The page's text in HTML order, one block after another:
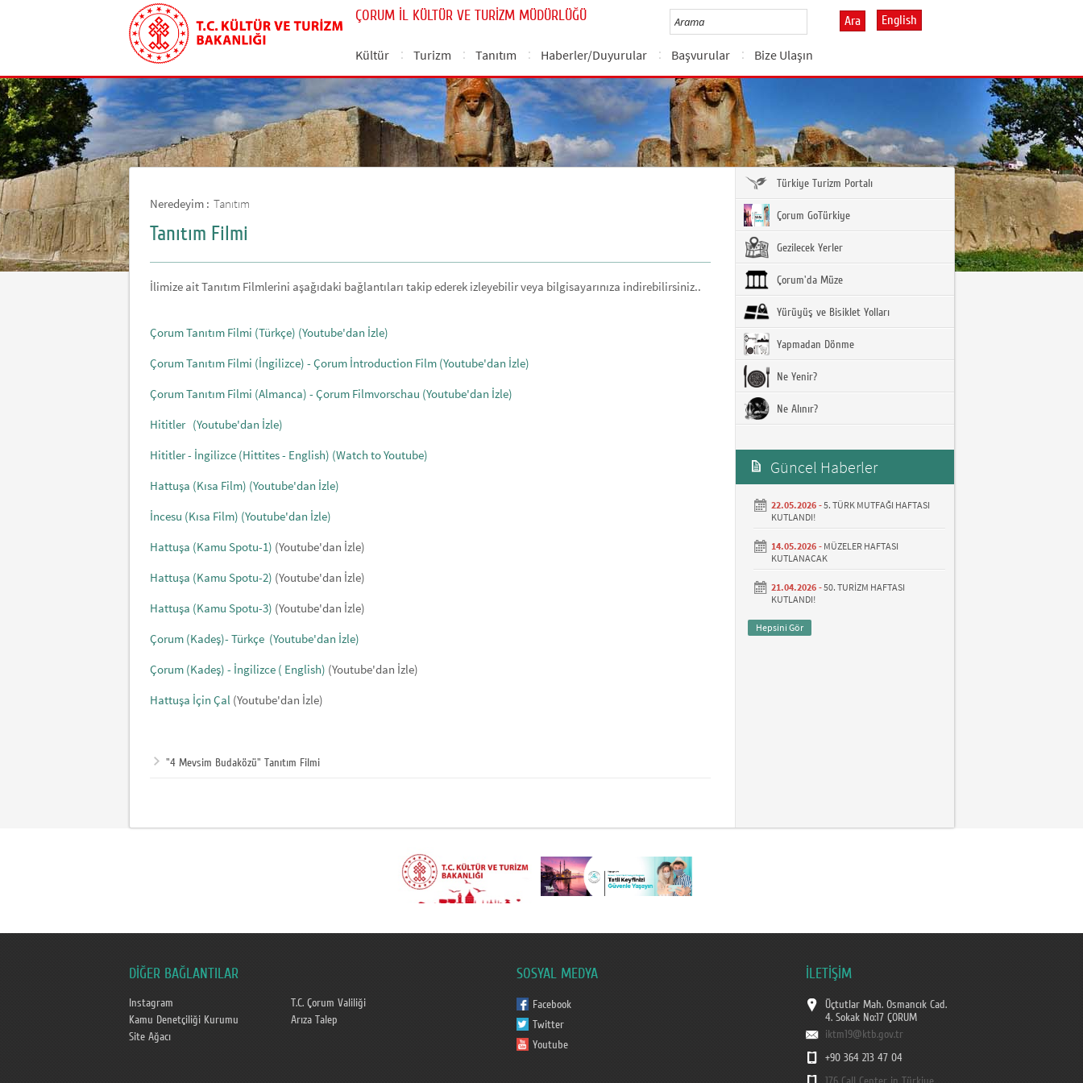
ÇORUM İL KÜLTÜR VE TURİZM MÜDÜRLÜĞÜ Ara English
Kültür Turizm Tanıtım Haberler/Duyurular Başvurular Bize Ulaşın
Neredeyim : Tanıtım
Tanıtım Filmi
İlimize ait Tanıtım Filmlerini aşağıdaki bağlantıları takip ederek izleyebilir veya bilgisayarınıza indirebilirsiniz..
Çorum Tanıtım Filmi (Türkçe) (Youtube'dan İzle)
Çorum Tanıtım Filmi (İngilizce) - Çorum İntroduction Film (Youtube'dan İzle)
Çorum Tanıtım Filmi (Almanca) - Çorum Filmvorschau (Youtube'dan İzle)
Hititler (Youtube'dan İzle)
Hititler - İngilizce (Hittites - English) (Watch to Youtube)
Hattuşa (Kısa Film) (Youtube'dan İzle)
İncesu (Kısa Film) (Youtube'dan İzle)
Hattuşa (Kamu Spotu-1) (Youtube'dan İzle)
Hattuşa (Kamu Spotu-2) (Youtube'dan İzle)
Hattuşa (Kamu Spotu-3) (Youtube'dan İzle)
Çorum (Kadeş)- Türkçe (Youtube'dan İzle)
Çorum (Kadeş) - İngilizce ( English) (Youtube'dan İzle)
Hattuşa İçin Çal (Youtube'dan İzle)
"4 Mevsim Budaközü" Tanıtım Filmi
Türkiye Turizm Portalı
Çorum GoTürkiye
Gezilecek Yerler
Çorum'da Müze
Yürüyüş ve Bisiklet Yolları
Yapmadan Dönme
Ne Yenir?
Ne Alınır?
Güncel Haberler
22.05.2026 -5. TÜRK MUTFAĞI HAFTASI
KUTLANDI!
14.05.2026 - MÜZELER HAFTASI
KUTLANACAK
21.04.2026 -50. TURİZM HAFTASI
KUTLANDI!
Hepsini Gör
DİĞER BAĞLANTILAR
Instagram
T.C. Çorum Valiliği
Kamu Denetçiliği Kurumu
Arıza Talep
Site Ağacı
SOSYAL MEDYA
Facebook
Twitter
Youtube
İLETİŞİM
Üçtutlar Mah. Osmancık Cad.
4. Sokak No:17 ÇORUM
iktm19@ktb.gov.tr
+90 364 213 47 04